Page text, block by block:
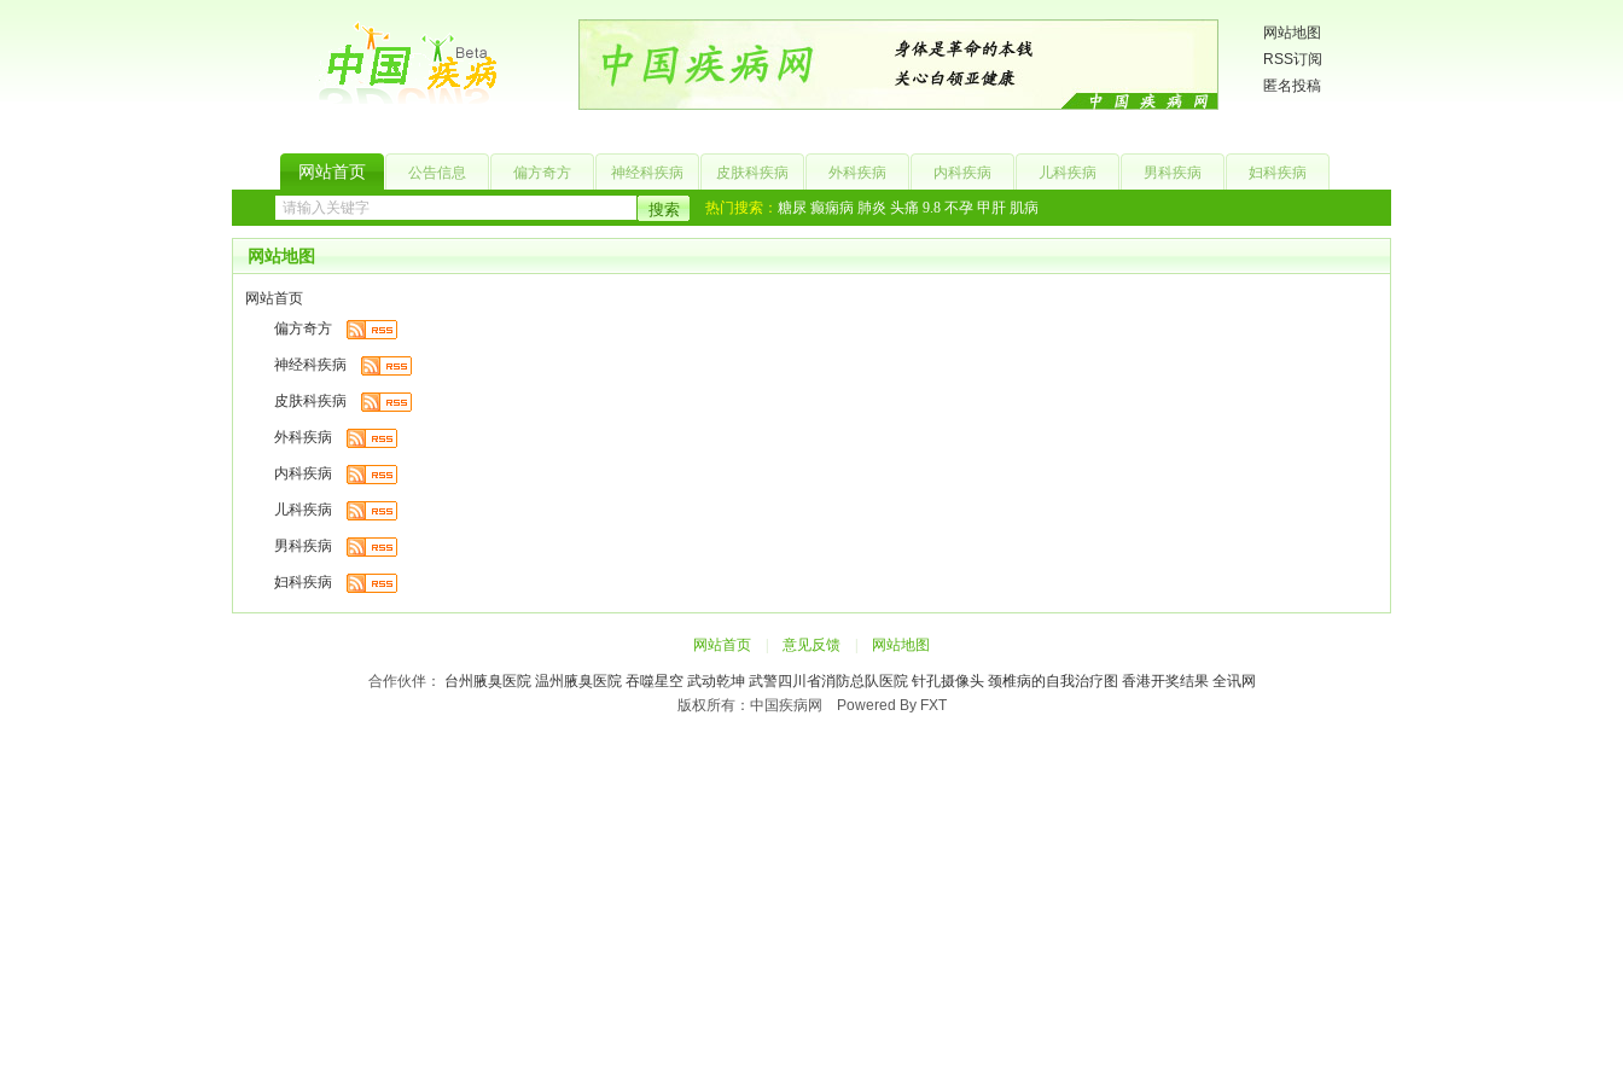
网站地图
RSS订阅
匿名投稿
网站首页 公告信息 偏方奇方 神经科疾病 皮肤科疾病 外科疾病 内科疾病 儿科疾病 男科疾病 妇科疾病
热门搜索： 糖尿 癫痫病 肺炎 头痛 9.8 不孕 甲肝 肌病
网站地图
网站首页
偏方奇方
神经科疾病
皮肤科疾病
外科疾病
内科疾病
儿科疾病
男科疾病
妇科疾病
网站首页 意见反馈 网站地图
合作伙伴： 台州腋臭医院 温州腋臭医院 吞噬星空 武动乾坤 武警四川省消防总队医院 针孔摄像头 颈椎病的自我治疗图 香港开奖结果 全讯网
版权所有：中国疾病网 Powered By FXT